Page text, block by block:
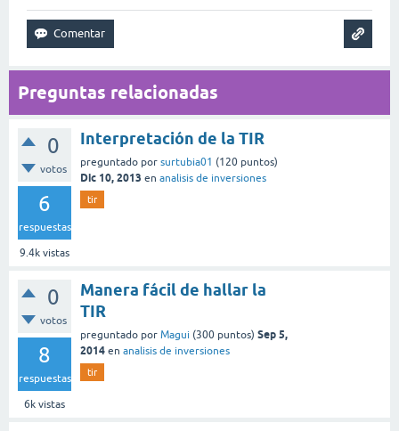
Preguntas relacionadas
0
votos
6
respuestas
9.4k vistas
Interpretación de la TIR
preguntado por surtubia01 (120 puntos)
Dic 10, 2013 en analisis de inversiones
tir
0
votos
8
respuestas
6k vistas
Manera fácil de hallar la
TIR
preguntado por Magui (300 puntos) Sep 5,
2014 en analisis de inversiones
tir